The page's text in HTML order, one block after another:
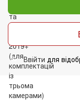
% Ввійти для